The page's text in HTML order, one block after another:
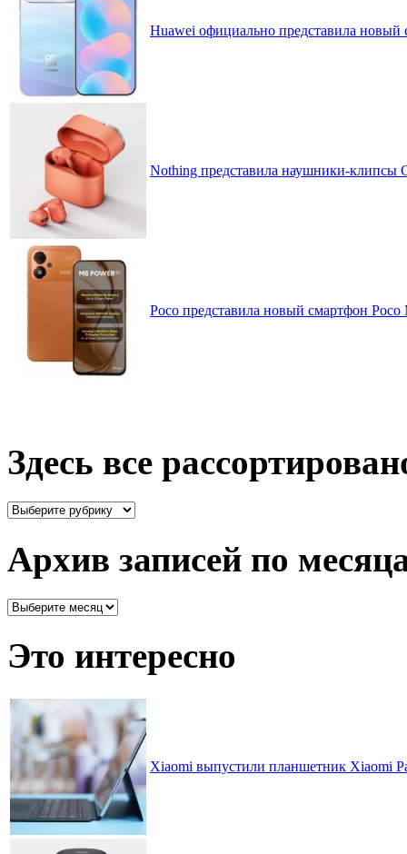
Huawei официально представила
Nothing представила наушники-клипсы
Poco представила новый смартфон
Здесь все
Здесь
Архив записей по
Архив
месяцам
Это интересно
Xiaomi выпустили планшетник Xiaomi